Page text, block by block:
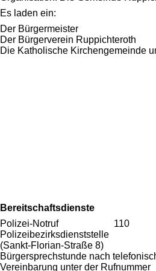
Es laden ein:
Der Bürgermeister
Der Bürgerverein Ruppichteroth
Die Katholische Kirchengemeinde
Bereitschaftsdienste
Polizei-Notruf 110
Polizeibezirksdienststelle
(Sankt-Florian-Straße 8)
Bürgersprechstunde nach
Vereinbarung unter der